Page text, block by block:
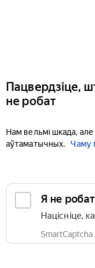
Пацвердзіце,
не робат
Нам вельмі шкада,
аўтаматычных.
Чаму
Я не робат
Націсніце,
SmartCaptcha